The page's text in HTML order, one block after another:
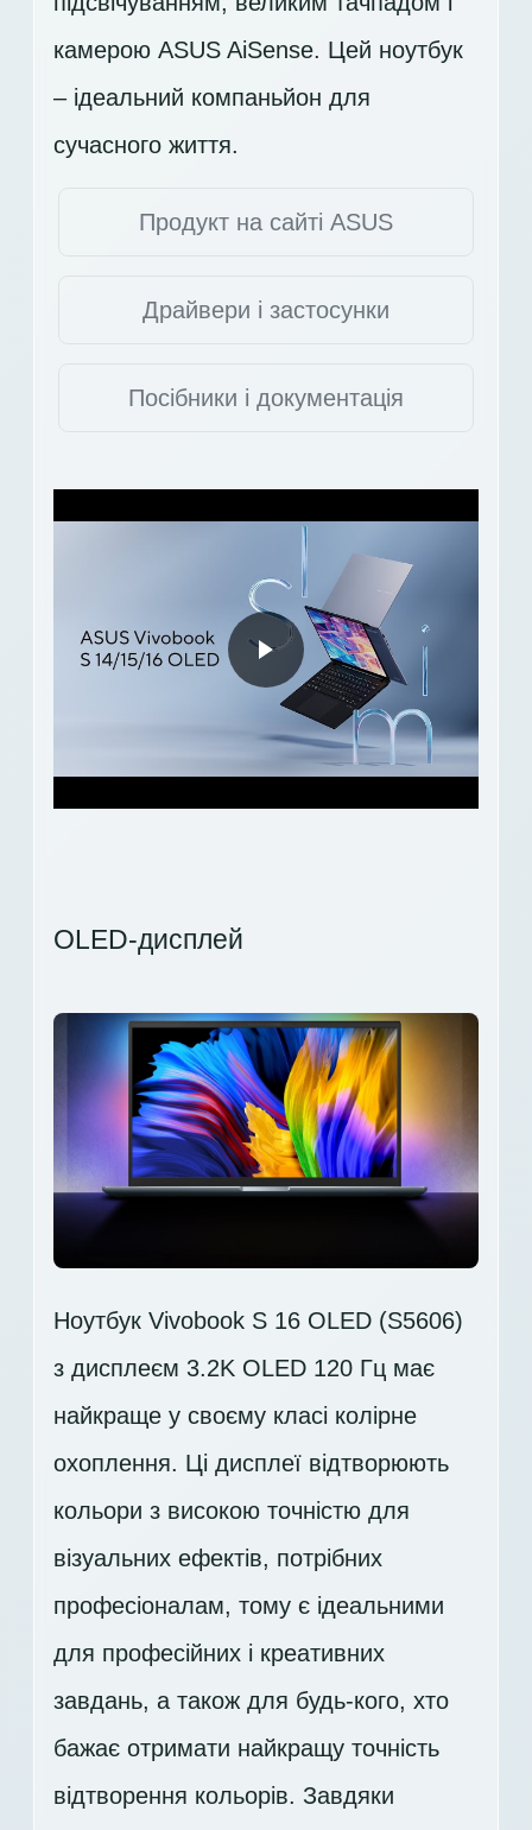
камерою ASUS AiSense. Цей ноутбук
– ідеальний компаньйон для
сучасного життя.
Продукт на сайті ASUS
Драйвери і застосунки
Посібники і документація
OLED-дисплей
Ноутбук Vivobook S 16 OLED (S5606)
з дисплеєм 3.2K OLED 120 Гц має
найкраще у своєму класі колірне
охоплення. Ці дисплеї відтворюють
кольори з високою точністю для
візуальних ефектів, потрібних
професіоналам, тому є ідеальними
для професійних і креативних
завдань, а також для будь-кого, хто
бажає отримати найкращу точність
відтворення кольорів. Завдяки